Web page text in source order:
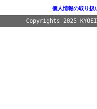
個人情報の取り扱
Copyrights 2025